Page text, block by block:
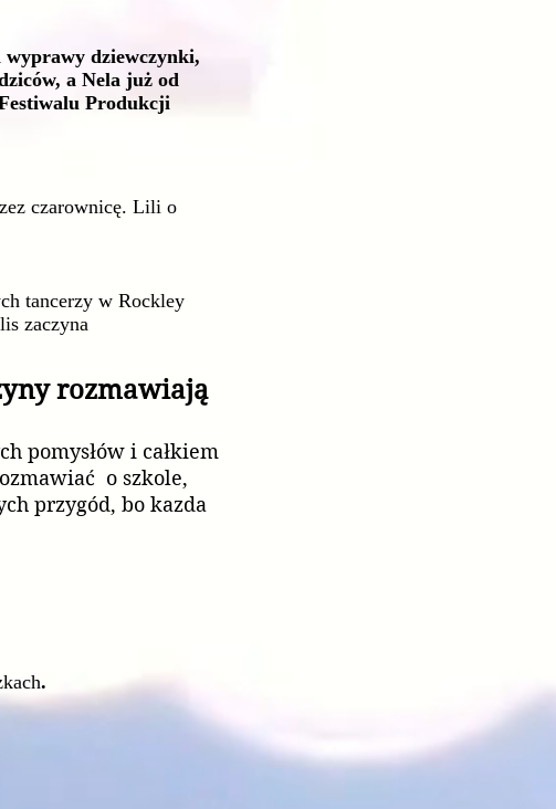
dziewczynki,
a Nela już od
Produkcji
czarownicę. Lili o
tancerzy w Rockley
zaczyna
rozmawiają
pomysłów i całkiem
o szkole,
przygód, bo kazda
.